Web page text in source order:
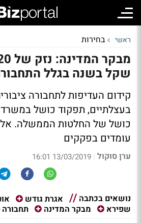
ראשי בחירות
שקל בשנה בגלל
קידום העדיפות לתחבורה
בעצלתיים, תפקוד כושל במשרד
כושל של החלטות הממשלה.
עומדים בפקקים
ערן סוקול |
13/03/2019 16:01
נושאים בכתבה אגרת גודש
שפירא
מבקר המדינה תחבורה